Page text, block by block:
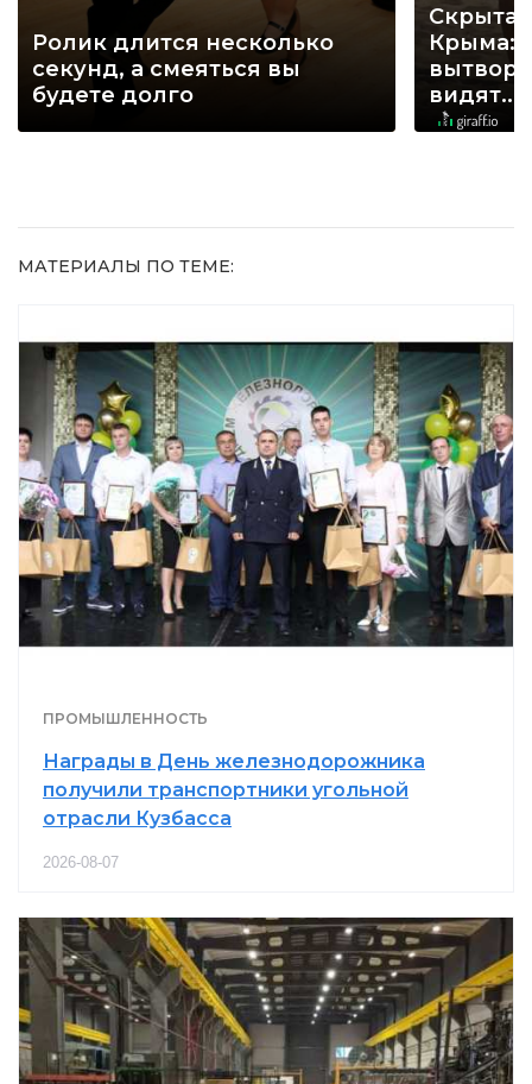
Ролик длится несколько
секунд, а смеяться вы
будете долго
Крыма:
видят...
МАТЕРИАЛЫ ПО ТЕМЕ:
ПРОМЫШЛЕННОСТЬ
Награды в День железнодорожника
получили транспортники угольной
отрасли Кузбасса
2026-08-07